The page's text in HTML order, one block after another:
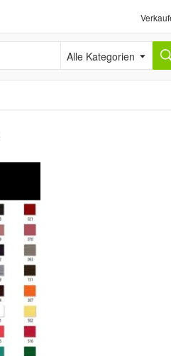
Alle Kategorien